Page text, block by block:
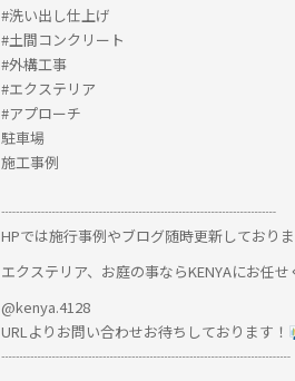
#洗い出し仕上げ
#土間コンクリート
#外構工事
#エクステリア
#アプローチ
駐車場
施工事例
┈┈┈┈┈┈┈┈┈┈┈┈┈┈┈┈┈┈┈
HPでは施行事例やブログ随時更新しておりま
エクステリア、お庭の事ならKENYAにお任せ
@kenya.4128
URLよりお問い合わせお待ちしております！
┈┈┈┈┈┈┈┈┈┈┈┈┈┈┈┈┈┈┈┈